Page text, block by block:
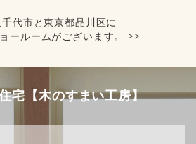
代市と東京都品川区に
ールームがございます。 >>
宅【木のすまい工房】